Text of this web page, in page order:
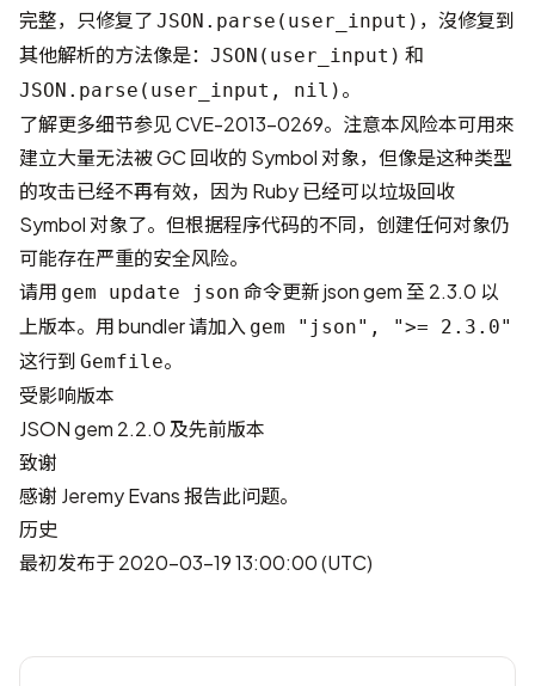
完整，只修复了 JSON.parse(user_input) ，沒修复到
其他解析的方法像是： JSON(user_input) 和
JSON.parse(user_input, nil) 。
了解更多细节参见CVE-2013-0269。注意本风险本可用來
建立大量无法被 GC 回收的 Symbol 对象，但像是这种类型
的攻击已经不再有效，因为 Ruby 已经可以垃圾回收
Symbol 对象了。但根据程序代码的不同，创建任何对象仍
可能存在严重的安全风险。
请用 gem update json 命令更新 json gem 至 2.3.0 以
上版本。用 bundler 请加入 gem "json", ">= 2.3.0"
这行到 Gemfile。
受影响版本
JSON gem 2.2.0 及先前版本
致谢
感谢 Jeremy Evans 报告此问题。
历史
最初发布于 2020-03-19 13:00:00 (UTC)